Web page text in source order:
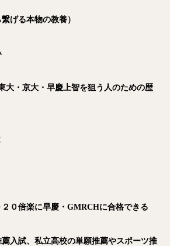
げる本物の教養）
大・京大・早慶上智を狙う人のための歴
０倍楽に早慶・GMRCHに合格できる
入試、私立高校の単願推薦やスポーツ推